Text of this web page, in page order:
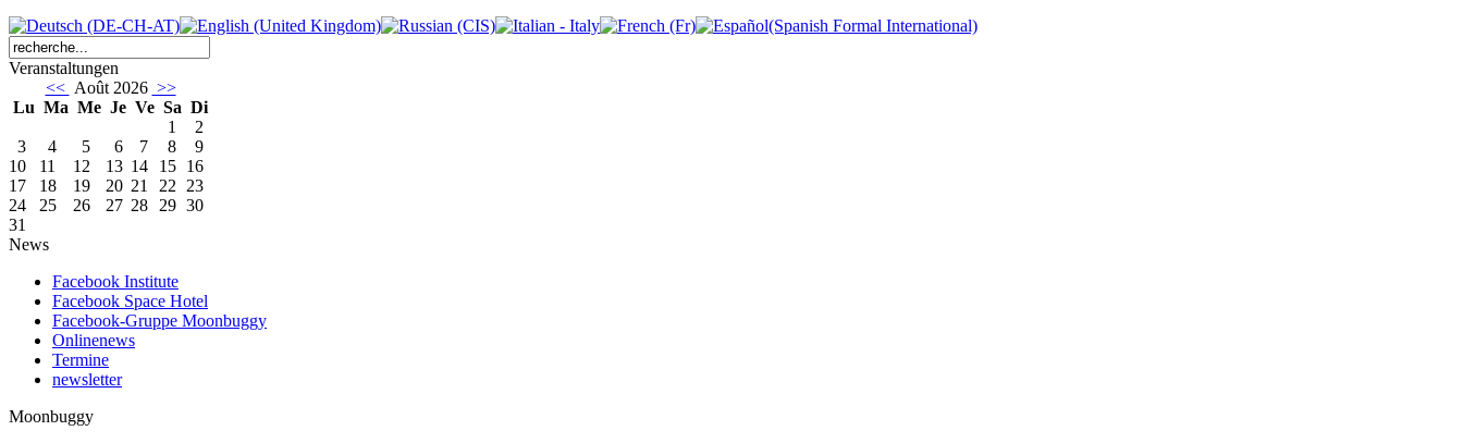
Veranstaltungen
<< Août 2026 >>
Lu Ma Me Je Ve Sa Di
1
2
3
4 5 6 7 8
9
10
11 12 13 14 15 16
17
18 19 20 21 22 23
24
25 26 27 28 29 30
31
News
Facebook Institute
Facebook Space Hotel
Facebook-Gruppe Moonbuggy
Onlinenews
Termine
newsletter
Moonbuggy